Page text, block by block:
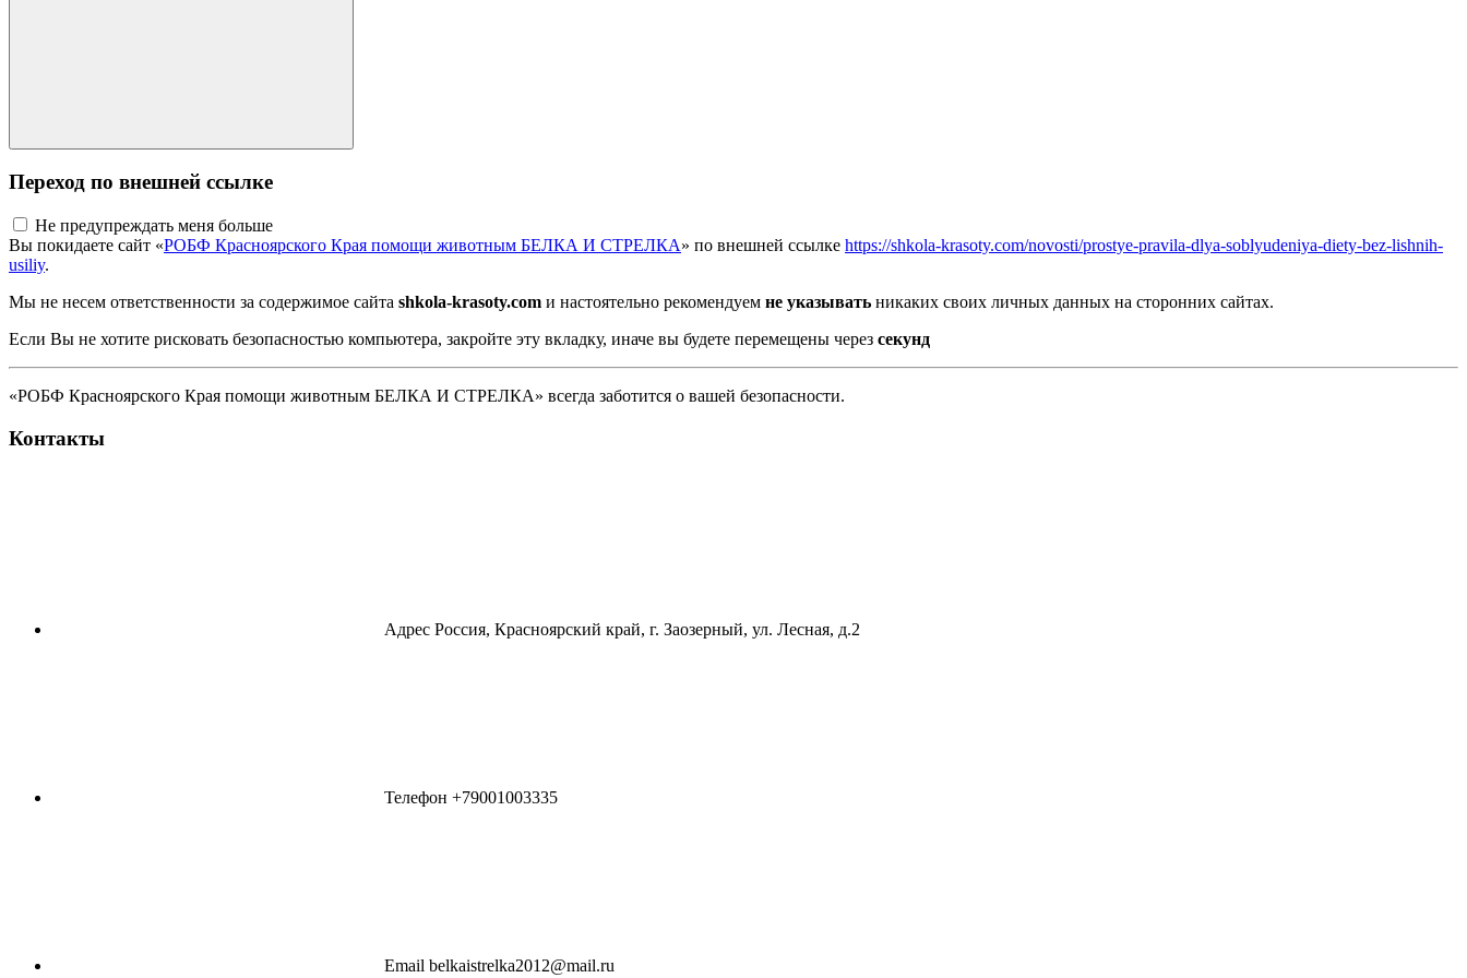
Переход по внешней ссылке
Не предупреждать меня больше
Вы покидаете сайт «РОБФ Красноярского Края помощи животным БЕЛКА И СТРЕЛКА» по внешней ссылке https://shkola-krasoty.com/novosti/prostye-pravila-dlya-soblyudeniya-diety-bez-lishnih-
usiliy.
Мы не несем ответственности за содержимое сайта shkola-krasoty.com и настоятельно рекомендуем не указывать никаких своих личных данных на сторонних сайтах.
Если Вы не хотите рисковать безопасностью компьютера, закройте эту вкладку, иначе вы будете перемещены через секунд
«РОБФ Красноярского Края помощи животным БЕЛКА И СТРЕЛКА» всегда заботится о вашей безопасности.
Контакты
Адрес Россия, Красноярский край, г. Заозерный, ул. Лесная, д.2
Телефон +79001003335
Email belkaistrelka2012@mail.ru